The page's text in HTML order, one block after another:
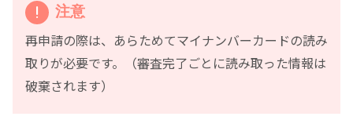
注意
再申請の際は、あらためてマイナンバーカードの読み
取りが必要です。（審査完了ごとに読み取った情報は
破棄されます）